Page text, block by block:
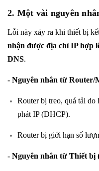
2. Một vài nguyên
Lỗi này xảy ra khi thiết bị
nhận được địa chỉ IP hợp
DNS.
- Nguyên nhân từ Router/
Router bị treo, quá tải do
phát IP (DHCP).
Router bị giới hạn số
- Nguyên nhân từ Thiết bị